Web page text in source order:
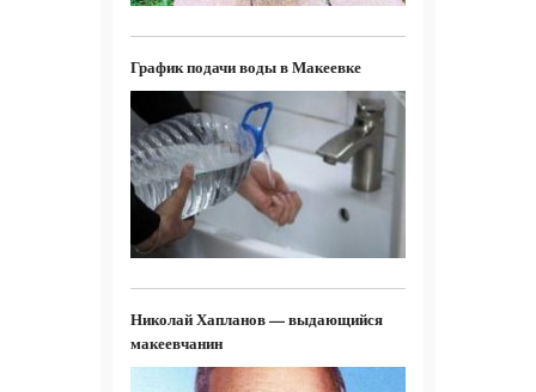
График подачи воды в Макеевке
Николай Хапланов — выдающийся
макеевчанин